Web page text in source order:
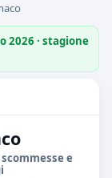
2026 · stagione
e